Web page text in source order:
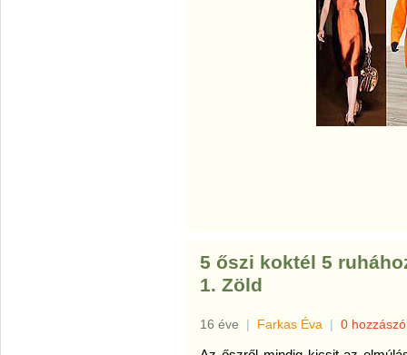
5 őszi koktél 5
1. Zöld
16 éve | Farkas Éva | 0